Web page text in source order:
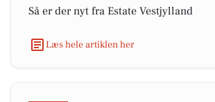
Så er der nyt fra Estate Vestjylland
Læs hele artiklen her